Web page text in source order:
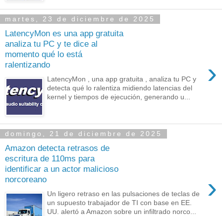
martes, 23 de diciembre de 2025
LatencyMon es una app gratuita
analiza tu PC y te dice al
momento qué lo está
ralentizando
›
LatencyMon , una app gratuita , analiza tu PC y
detecta qué lo ralentiza midiendo latencias del
kernel y tiempos de ejecución, generando u...
domingo, 21 de diciembre de 2025
Amazon detecta retrasos de
escritura de 110ms para
identificar a un actor malicioso
norcoreano
›
Un ligero retraso en las pulsaciones de teclas de
un supuesto trabajador de TI con base en EE.
UU. alertó a Amazon sobre un infiltrado norco...